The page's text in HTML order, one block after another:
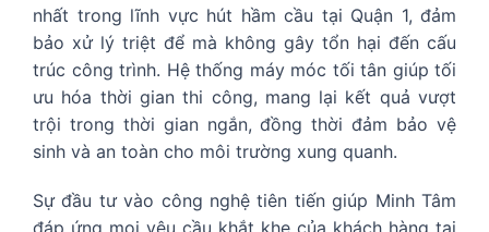
nhất trong lĩnh vực hút hầm cầu tại Quận 1, đảm
bảo xử lý triệt để mà không gây tổn hại đến cấu
trúc công trình. Hệ thống máy móc tối tân giúp tối
ưu hóa thời gian thi công, mang lại kết quả vượt
trội trong thời gian ngắn, đồng thời đảm bảo vệ
sinh và an toàn cho môi trường xung quanh.
Sự đầu tư vào công nghệ tiên tiến giúp Minh Tâm